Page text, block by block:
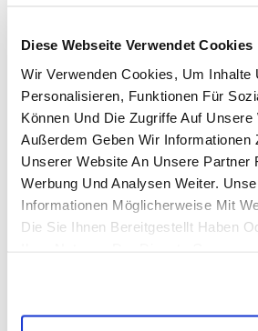
Diese Webseite Verwendet Cookies
Wir Verwenden Cookies, Um Inhalte
Personalisieren, Funktionen Für
Können Und Die Zugriffe Auf
Außerdem Geben Wir Informationen
Unserer Website An Unsere Partner
Werbung Und Analysen Weiter.
Informationen Möglicherweise Mit
Die Sie Ihnen Bereitgestellt Haben
Facebook Twitter
Latest Articles